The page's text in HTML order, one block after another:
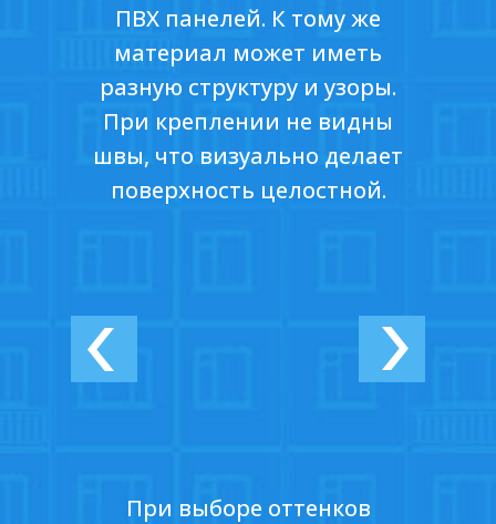
ПВХ панелей. К тому же
материал может иметь
разную структуру и узоры.
При креплении не видны
швы, что визуально делает
поверхность целостной.
При выборе оттенков